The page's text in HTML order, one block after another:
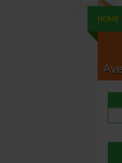
HOME